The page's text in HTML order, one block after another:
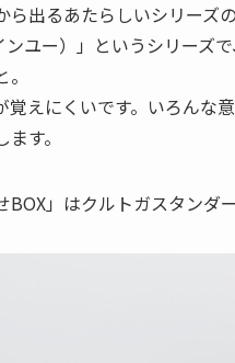
出るあたらしいシリーズの
ンユー）」というシリーズ
覚えにくいです。いろんな
す。
BOX」はクルトガスタンダ